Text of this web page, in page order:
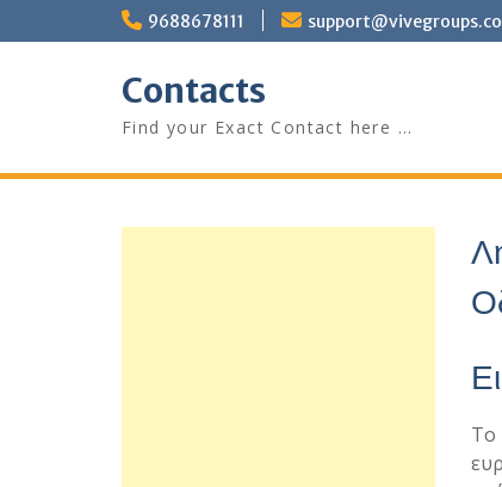
to
9688678111
Contacts
Find your Exact Contact here …
Το